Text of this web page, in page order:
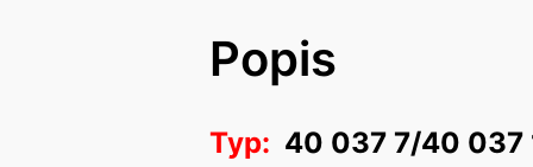
Popis
Typ: 40 037 7/40 037